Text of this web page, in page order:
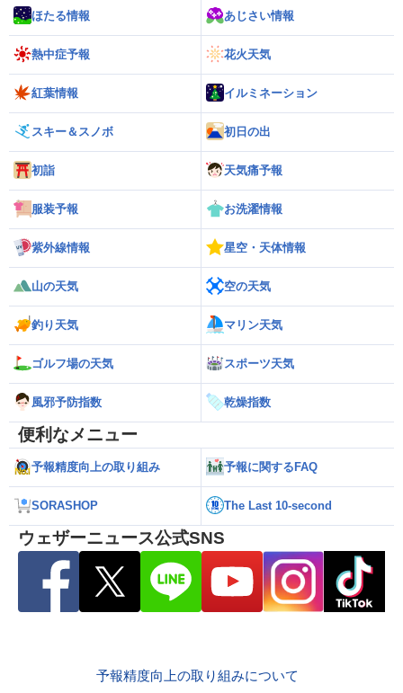
ほたる情報 あじさい情報
熱中症予報 花火天気
紅葉情報 イルミネーション
スキー＆スノボ 初日の出
初詣 天気痛予報
服装予報 お洗濯情報
紫外線情報 星空・天体情報
山の天気 空の天気
釣り天気 マリン天気
ゴルフ場の天気 スポーツ天気
風邪予防指数 乾燥指数
便利なメニュー
予報精度向上の取り組み 予報に関するFAQ
SORASHOP The Last 10-second
ウェザーニュース公式SNS
予報精度向上の取り組みについて